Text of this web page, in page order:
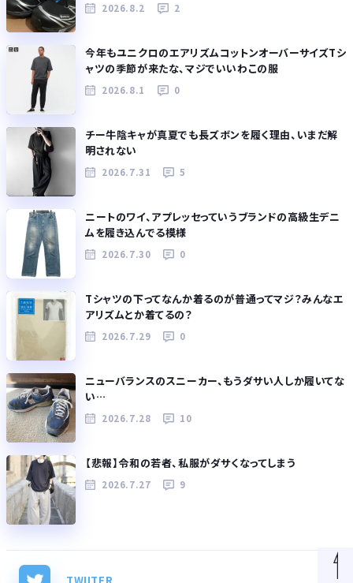
2026.8.2 2
今年もユニクロのエアリズムコットンオーバーサイズTシ
ャツの季節が来たな、マジでいいわこの服
2026.8.1 0
チー牛陰キャが真夏でも長ズボンを履く理由、いまだ解
明されない
2026.7.31 5
ニートのワイ、アプレッセっていうブランドの高級生デニ
ムを履き込んでる模様
2026.7.30 0
Tシャツの下ってなんか着るのが普通ってマジ？みんなエ
アリズムとか着てるの？
2026.7.29 0
ニューバランスのスニーカー、もうダサい人しか履いてな
い…
2026.7.28 10
【悲報】令和の若者、私服がダサくなってしまう
2026.7.27 9